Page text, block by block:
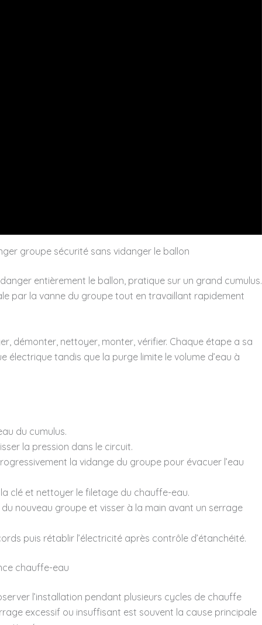
groupe sécurité sans vidanger le ballon
entièrement le ballon, pratique sur un grand cumulus.
par la vanne du groupe tout en travaillant rapidement
démonter, nettoyer, monter, vérifier. Chaque étape a sa
électrique tandis que la purge limite le volume d’eau à
du cumulus.
la pression dans le circuit.
la vidange du groupe pour évacuer l’eau
clé et nettoyer le filetage du chauffe-eau.
nouveau groupe et visser à la main avant un serrage
puis rétablir l’électricité après contrôle d’étanchéité.
chauffe-eau
l’installation pendant plusieurs cycles de chauffe
excessif ou insuffisant est souvent la cause principale